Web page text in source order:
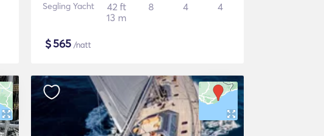
Segling Yacht
42 ft
13 m
8 4 4
$565 /natt